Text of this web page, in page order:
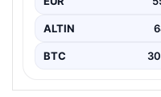
ALTIN
BTC